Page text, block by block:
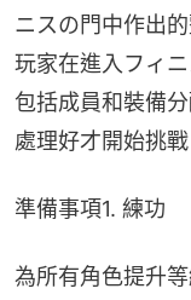
ニスの門中作出
玩家在進入フィ
包括成員和裝備
處理好才開始挑
準備事項1. 練功
為所有角色提升